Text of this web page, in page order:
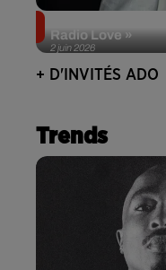
2 juin 2026
Radio Love »
+ D'INVITÉS ADO
Trends